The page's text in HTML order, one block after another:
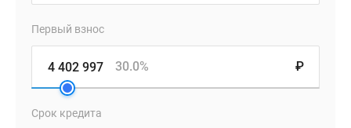
Первый взнос
₽
30.0%
Срок кредита